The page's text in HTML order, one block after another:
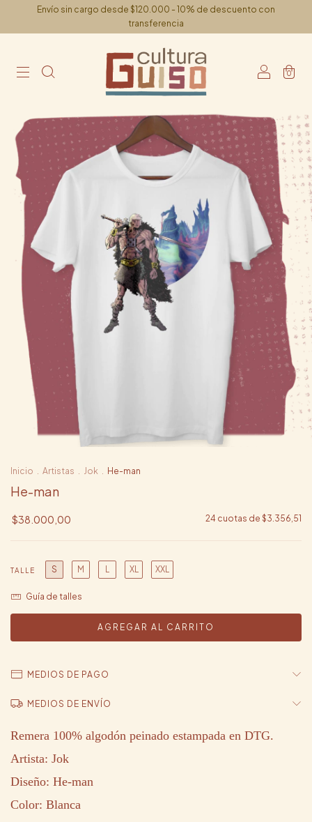
Envío sin cargo desde $120.000 - 10% de descuento con
transferencia
0
Inicio Artistas Jok He-man
He-man
$38.000,00 24 cuotas de $3.356,51
TALLE S M XL XXL
Guía de talles
MEDIOS DE PAGO
MEDIOS DE ENVÍO
Remera 100% algodón peinado estampada en DTG.
Artista: Jok
Diseño: He-man
Color: Blanca